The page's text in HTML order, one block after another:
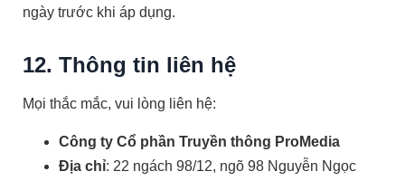
ngày trước khi áp dụng.
12. Thông tin liên hệ
Mọi thắc mắc, vui lòng liên hệ:
Công ty Cổ phần Truyền thông ProMedia
Địa chỉ: 22 ngách 98/12, ngõ 98 Nguyễn Ngọc